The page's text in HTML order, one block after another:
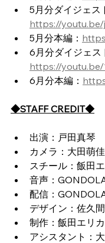
5月分ダイジェス
https://youtu.be/
5月分本編：
6月分ダイジェス
https://youtu.be/
6月分本編：
◆STAFF CREDIT◆
出演：戸田真琴
カメラ：大田萌
スチール：飯田
音声：
配信：
デザイン：佐久
制作：飯田エリ
アシスタント：